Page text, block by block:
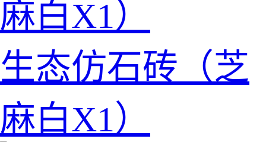
生态仿石砖（芝
麻白X1）